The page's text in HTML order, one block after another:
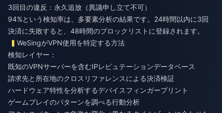
3回目の違反：永久追放（異議申し立て不可）
94%という検知率は、多要素分析の結果です。24時間以内に3回
決済に失敗すると、48時間のブロックリストに登録されます。
WeSingがVPN使用を特定する方法
検知レイヤー：
既知のVPNサーバーを含むIPレピュテーションデータベース
請求先と所在地のクロスリファレンスによる決済検証
ハードウェア特性を分析するデバイスフィンガープリント
ゲームプレイのパターンを調べる行動分析